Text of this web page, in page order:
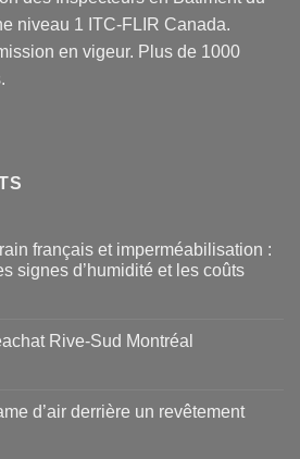
niveau 1 ITC-FLIR Canada.
en vigeur. Plus de 1000
français et imperméabilisation :
signes d’humidité et les coûts
Rive-Sud Montréal
d’air derrière un revêtement